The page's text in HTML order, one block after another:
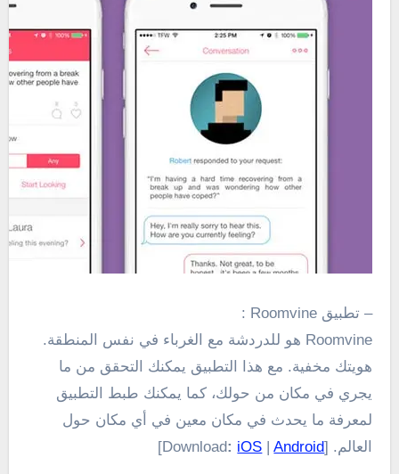
– تطبيق Roomvine
:
Roomvine هو للدردشة مع الغرباء في نفس المنطقة.
هويتك مخفية. مع هذا التطبيق يمكنك التحقق من ما
يجري في مكان من حولك، كما يمكنك طبط التطبيق
لمعرفة ما يحدث في مكان معين في أي مكان حول
العالم.
[Download
: iOS |Android
]